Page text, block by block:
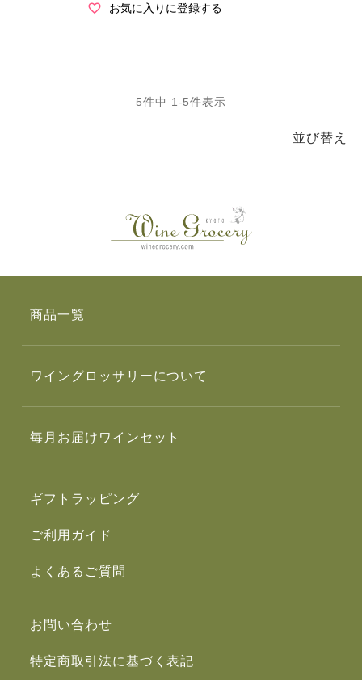
お気に入りに登録する
並び替え
5件中 1 -5件表示
商品一覧
ワイングロッサリーについて
毎月お届けワインセット
ギフトラッピング
ご利用ガイド
よくあるご質問
お問い合わせ
特定商取引法に基づく表記